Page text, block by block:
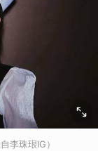
李珠珢IG）